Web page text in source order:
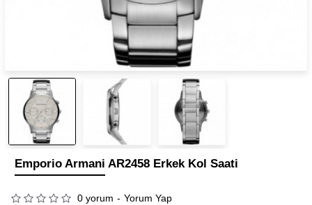
Emporio Armani AR2458 Erkek Kol Saati
0 yorum - Yorum Yap